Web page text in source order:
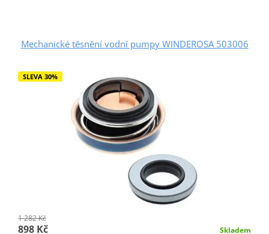
Mechanické těsnění vodní pumpy WINDEROSA 503006
SLEVA 30%
1 282 Kč
898 Kč Skladem